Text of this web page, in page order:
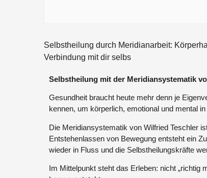
Selbstheilung durch Meridianarbeit:
Verbindung mit dir selbs
Selbstheilung mit der Meridiansystematik
Gesundheit braucht heute mehr denn je
kennen, um körperlich, emotional und mental
Die Meridiansystematik von Wilfried Teschler
Entstehenlassen von Bewegung entsteht ein
wieder in Fluss und die Selbstheilungskräfte
Im Mittelpunkt steht das Erleben: nicht „richtig